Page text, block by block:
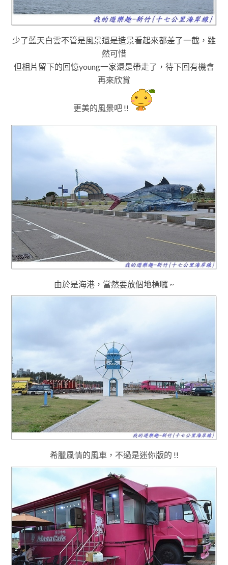
少了藍天白雲不管是風景還是造景看起來都差了一截 ，雖
然可惜
但相片留下的回憶young一家還是帶走了 ，待下回有機會
再來欣賞
更美的風景吧 !!
由於是海港，當然要放個地標囉 ~
希臘風情的風車，不過是迷你版的 !!